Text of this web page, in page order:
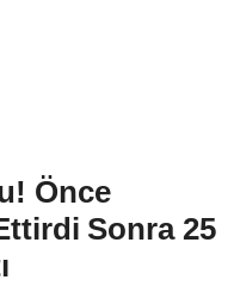
Önce
Sonra 25